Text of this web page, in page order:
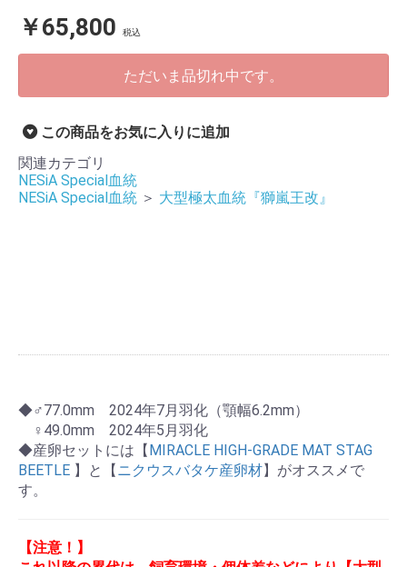
￥65,800 税込
ただいま品切れ中です。
この商品をお気に入りに追加
関連カテゴリ
NESiA Special血統
NESiA Special血統 ＞ 大型極太血統『獅嵐王改』
◆♂77.0mm 2024年7月羽化（顎幅6.2mm）
♀49.0mm 2024年5月羽化
◆産卵セットには【MIRACLE HIGH-GRADE MAT STAG
BEETLE 】と【ニクウスバタケ産卵材】がオススメで
す。
【注意！】